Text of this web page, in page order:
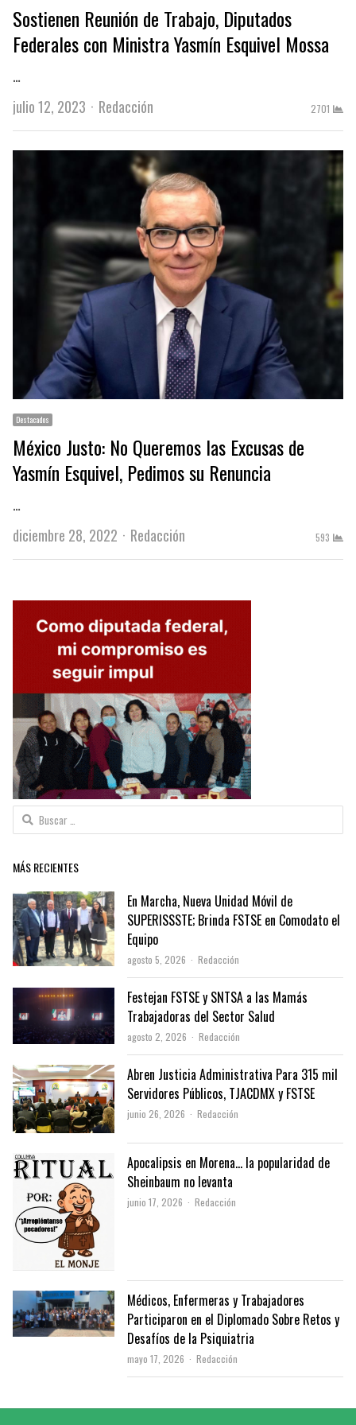
Sostienen Reunión de Trabajo, Diputados
Federales con Ministra Yasmín Esquivel Mossa
…
julio 12, 2023
Author
Redacción 2701
Destacados
México Justo: No Queremos las Excusas de
Yasmín Esquivel, Pedimos su Renuncia
…
diciembre 28, 2022
Author
Redacción 593
Buscar:
MÁS RECIENTES
En Marcha, Nueva Unidad Móvil de
SUPERISSSTE; Brinda FSTSE en Comodato el
Equipo
agosto 5, 2026 Author
Redacción
Festejan FSTSE y SNTSA a las Mamás
Trabajadoras del Sector Salud
agosto 2, 2026 Author
Redacción
Abren Justicia Administrativa Para 315 mil
Servidores Públicos, TJACDMX y FSTSE
junio 26, 2026 Author
Redacción
Apocalipsis en Morena… la popularidad de
Sheinbaum no levanta
junio 17, 2026 Author
Redacción
Médicos, Enfermeras y Trabajadores
Participaron en el Diplomado Sobre Retos y
Desafíos de la Psiquiatria
mayo 17, 2026 Author
Redacción